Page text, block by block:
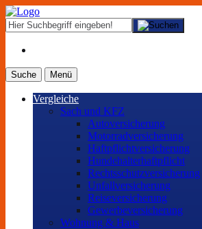
Suche Menü
Vergleiche
Sach und KFZ
Autoversicherung
Motorradversicherung
Haftpflichtversicherung
Hundehalterhaftpflicht
Rechtsschutzversicherung
Unfallversicherung
Reiseversicherung
Gewerbeversicherung
Wohnung & Haus